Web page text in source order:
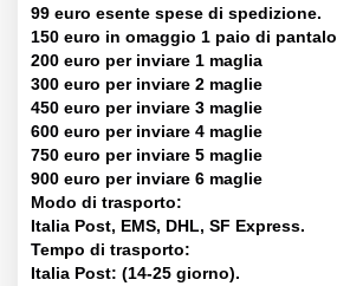
99 euro esente spese di spedizione.
150 euro in omaggio 1 paio di
200 euro per inviare 1 maglia
300 euro per inviare 2 maglie
450 euro per inviare 3 maglie
600 euro per inviare 4 maglie
750 euro per inviare 5 maglie
900 euro per inviare 6 maglie
Modo di trasporto:
Italia Post, EMS, DHL, SF Express.
Tempo di trasporto:
Italia Post: (14-25 giorno).